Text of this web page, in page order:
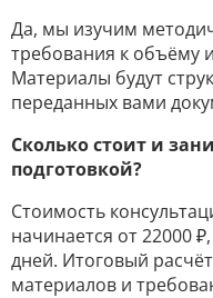
Да, мы изучим
требования к объёму
Материалы будут
переданных вами
Сколько стоит и
подготовкой?
Стоимость
начинается от 22000
дней. Итоговый
материалов и